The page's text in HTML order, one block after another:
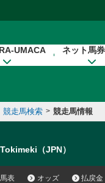
UMACA ネット馬
競走馬検索 > 競走馬情報
Tokimeki（JPN）
表 オッズ 払戻金